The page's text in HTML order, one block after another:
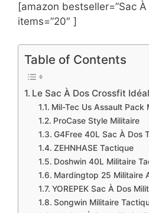
[amazon bestseller=”Sac
items=”20″ ]
Table of Contents
Le Sac À Dos Crossfit
Mil-Tec Us Assault Pack
ProCase Style Militaire
G4Free 40L Sac À Dos
ZEHNHASE Tactique
Doshwin 40L Militaire
Mardingtop 25 Militaire
YOREPEK Sac À Dos
Songwin Militaire